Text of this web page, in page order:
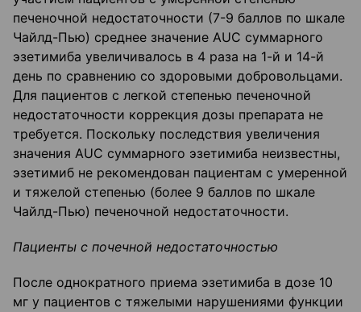
печеночной недостаточности (7-9 баллов по шкале
Чайлд-Пью) среднее значение AUC суммарного
эзетимиба увеличивалось в 4 раза на 1-й и 14-й
день по сравнению со здоровыми добровольцами.
Для пациентов с легкой степенью печеночной
недостаточности коррекция дозы препарата не
требуется. Поскольку последствия увеличения
значения AUC суммарного эзетимиба неизвестны,
эзетимиб не рекомендован пациентам с умеренной
и тяжелой степенью (более 9 баллов по шкале
Чайлд-Пью) печеночной недостаточности.
Пациенты с почечной недостаточностью
После однократного приема эзетимиба в дозе 10
мг у пациентов с тяжелыми нарушениями функции